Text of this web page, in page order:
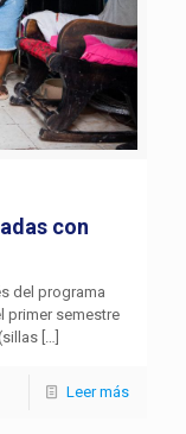
con
del programa
primer semestre
Leer más